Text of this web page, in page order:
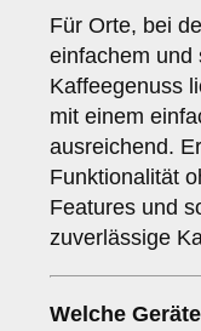
Für Orte, bei
einfachem und
Kaffeegenuss
mit einem
ausreichend.
Funktionalität
Features und
zuverlässige
Welche